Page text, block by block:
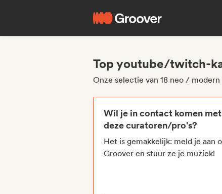
Top youtube/twitch-
Onze selectie van 18 neo /
Wil je in contact komen met
deze curatoren/pro's?
Het is gemakkelijk: meld je aan
Groover en stuur ze je muziek!